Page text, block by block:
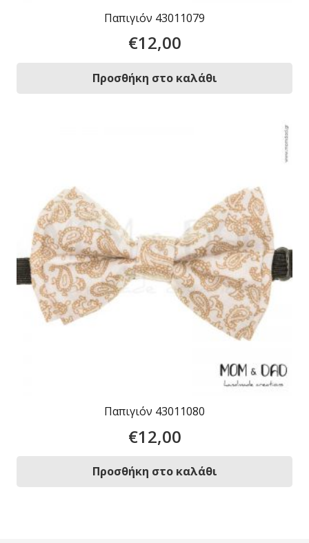
Παπιγιόν 43011079
€12,00
Προσθήκη στο καλάθι
Παπιγιόν 43011080
€12,00
Προσθήκη στο καλάθι